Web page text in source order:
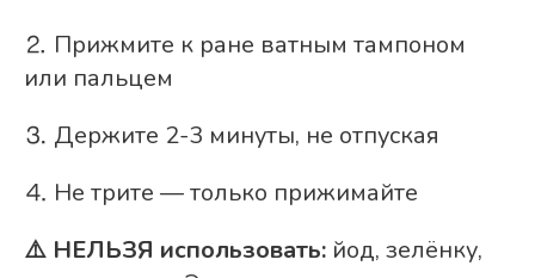
⒉ Прижмите к ране ватным тампоном
или пальцем
⒊ Держите 2-3 минуты, не отпуская
⒋ Не трите — только прижимайте
⚠️ НЕЛЬЗЯ использовать: йод, зелёнку,